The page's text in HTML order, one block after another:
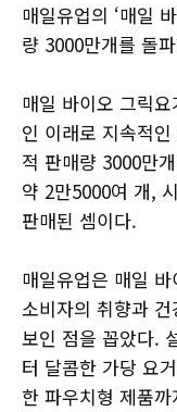
매일유업의 ‘매일
량 3000만개를 돌
매일 바이오 그릭
인 이래로 지속적
적 판매량 3000만
약 2만5000여 개,
판매된 셈이다.
매일유업은 매일
소비자의 취향과
보인 점을 꼽았다.
터 달콤한 가당 요
한 파우치형 제품